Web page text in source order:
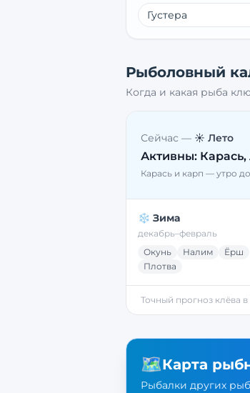
Густера
Рыболовный
Когда и какая рыба
Сейчас — ☀️ Лето
Активны:
Карась и карп — утро
❄️ Зима
декабрь–февраль
Окунь
Налим
Ёрш
Плотва
Точный прогноз клёва в
🗺️Карта
Рыбалки других